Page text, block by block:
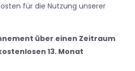
für die Nutzung unserer
über einen Zeitraum
13. Monat